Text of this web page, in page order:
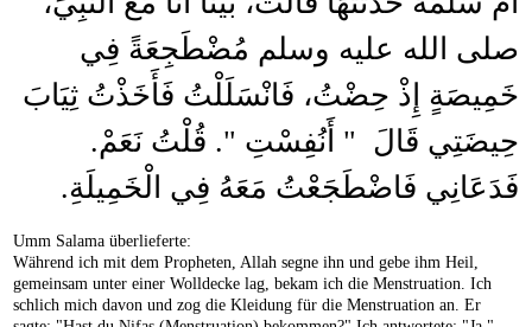
صلى الله عليه وسلم مُضْطَجِعَةً فِي
خَمِيصَةٍ إِذْ حِضْتُ، فَانْسَلَلْتُ فَأَخَذْتُ ثِيَابَ
حِيضَتِي قَالَ ‏ "‏ أَنُفِسْتِ ‏"‏‏.‏ قُلْتُ نَعَمْ‏.‏
فَدَعَانِي فَاضْطَجَعْتُ مَعَهُ فِي الْخَمِيلَةِ‏.‏
Umm Salama überlieferte:
Während ich mit dem Propheten, Allah segne ihn und gebe ihm Heil,
gemeinsam unter einer Wolldecke lag, bekam ich die Menstruation. Ich
schlich mich davon und zog die Kleidung für die Menstruation an. Er